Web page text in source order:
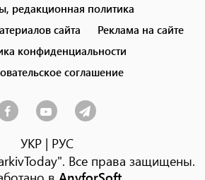
редакционная политика
сайта
Реклама на сайте
конфиденциальности
соглашение
УКР| РУС
Все права защищены.